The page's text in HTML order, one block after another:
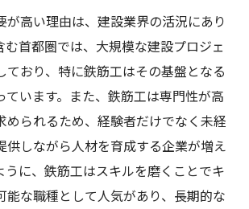
が高い理由は、建設業界の活況にあり
む首都圏では、大規模な建設プロジェ
ており、特に鉄筋工はその基盤となる
ています。また、鉄筋工は専門性が高
められるため、経験者だけでなく未経
供しながら人材を育成する企業が増え
うに、鉄筋工はスキルを磨くことでキ
能な職種として人気があり、長期的な